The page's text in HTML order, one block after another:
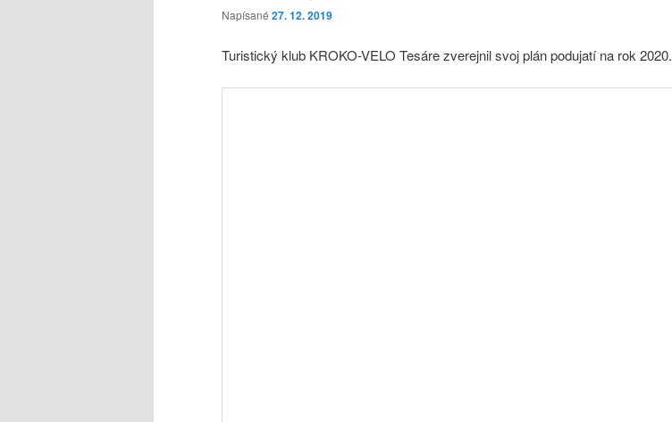
Napísané 27. 12. 2019
Turistický klub KROKO-VELO Tesáre zverejnil svoj plán podujatí na rok 2020.